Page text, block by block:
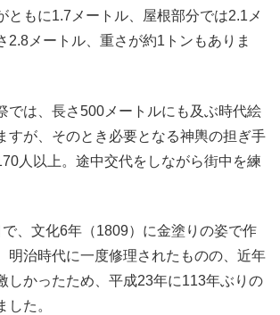
ともに1.7メートル、屋根部分では2.1メ
2.8メートル、重さが約1トンもありま
では、長さ500メートルにも及ぶ時代絵
すが、そのとき必要となる神輿の担ぎ手
人以上。途中交代をしながら街中を練
、文化6年（1809）に金塗りの姿で作
明治時代に一度修理されたものの、近年
しかったため、平成23年に113年ぶりの
した。